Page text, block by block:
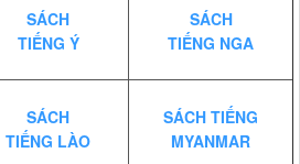
SÁCH
TIẾNG Ý
SÁCH
TIẾNG NGA
SÁCH
TIẾNG LÀO
SÁCH TIẾNG
MYANMAR